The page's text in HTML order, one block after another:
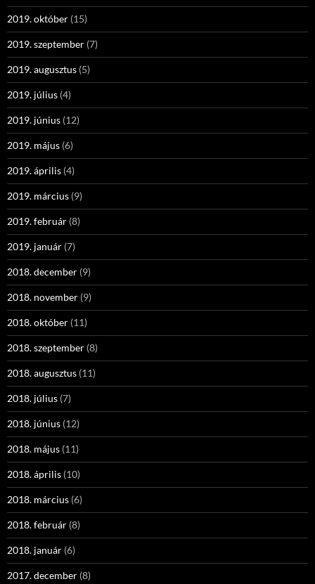
2019. október (15)
2019. szeptember (7)
2019. augusztus (5)
2019. július (4)
2019. június (12)
2019. május (6)
2019. április (4)
2019. március (9)
2019. február (8)
2019. január (7)
2018. december (9)
2018. november (9)
2018. október (11)
2018. szeptember (8)
2018. augusztus (11)
2018. július (7)
2018. június (12)
2018. május (11)
2018. április (10)
2018. március (6)
2018. február (8)
2018. január (6)
2017. december (8)